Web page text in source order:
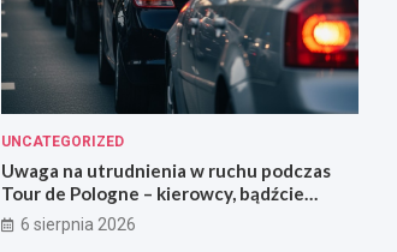
UNCATEGORIZED
Uwaga na utrudnienia w ruchu podczas
Tour de Pologne – kierowcy, bądźcie
przygotowani!
6 sierpnia 2026